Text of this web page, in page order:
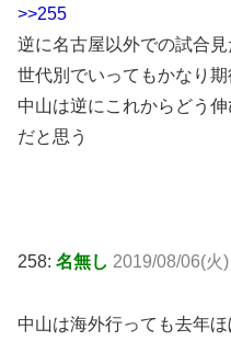
>>255
逆に名古屋以外での試合
世代別でいってもかなり
中山は逆にこれからどう
だと思う
258: 名無し 2019/08/06(火
中山は海外行っても去年